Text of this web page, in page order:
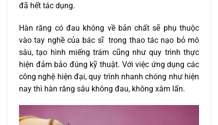
đã hết tác dụng.
Hàn răng có đau không về bản chất sẽ phụ thuộc
vào tay nghề của bác sĩ trong thao tác nạo bỏ mô
sâu, tạo hình miếng trám cũng như quy trình thực
hiện đảm bảo đúng kỹ thuật. Với việc ứng dụng các
công nghệ hiện đại, quy trình nhanh chóng như hiện
nay thì hàn răng sâu không đau, không xâm lấn.